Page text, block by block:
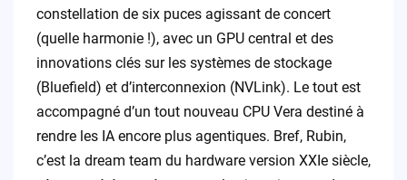
constellation de six puces agissant de concert
(quelle harmonie !), avec un GPU central et des
innovations clés sur les systèmes de stockage
(Bluefield) et d’interconnexion (NVLink). Le tout est
accompagné d’un tout nouveau CPU Vera destiné à
rendre les IA encore plus agentiques. Bref, Rubin,
c’est la dream team du hardware version XXIe siècle,